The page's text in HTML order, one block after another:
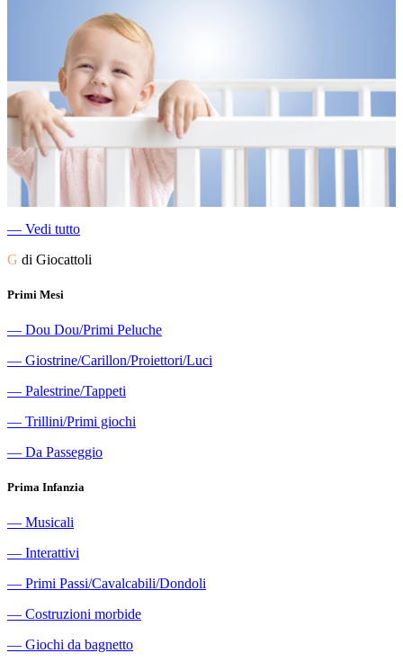
― Vedi tutto
G di Giocattoli
Primi Mesi
― Dou Dou/Primi Peluche
― Giostrine/Carillon/Proiettori/Luci
― Palestrine/Tappeti
― Trillini/Primi giochi
― Da Passeggio
Prima Infanzia
― Musicali
― Interattivi
― Primi Passi/Cavalcabili/Dondoli
― Costruzioni morbide
― Giochi da bagnetto